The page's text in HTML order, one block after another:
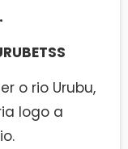
o rio Urubu,
logo a